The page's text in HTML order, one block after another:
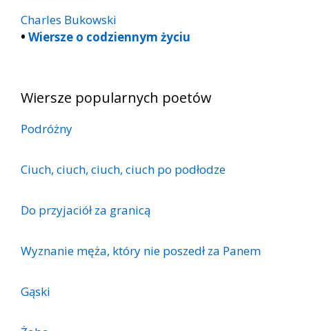
Charles Bukowski
• Wiersze o codziennym życiu
Wiersze popularnych poetów
Podróżny
Ciuch, ciuch, ciuch, ciuch po podłodze
Do przyjaciół za granicą
Wyznanie męża, który nie poszedł za Panem
Gąski